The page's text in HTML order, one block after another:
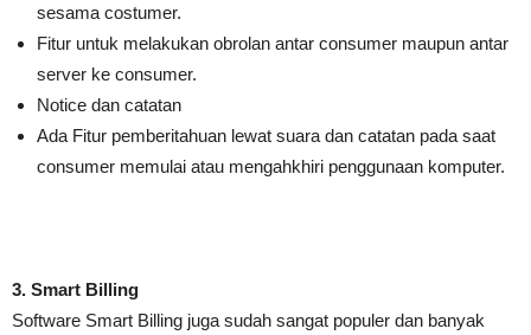
sesama costumer.
Fitur untuk melakukan obrolan antar consumer maupun antar
server ke consumer.
Notice dan catatan
Ada Fitur pemberitahuan lewat suara dan catatan pada saat
consumer memulai atau mengahkhiri penggunaan komputer.
3. Smart Billing
Software Smart Billing juga sudah sangat populer dan banyak